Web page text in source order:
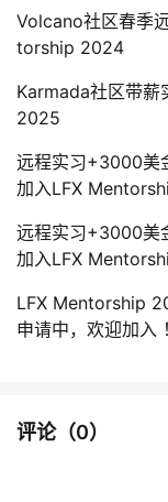
Volcano社区春季
torship 2024
Karmada社区带薪
2025
远程实习+3000美
加入LFX
远程实习+3000美
加入LFX
LFX Mentorship
申请中，欢迎加入 ！
评论（0）